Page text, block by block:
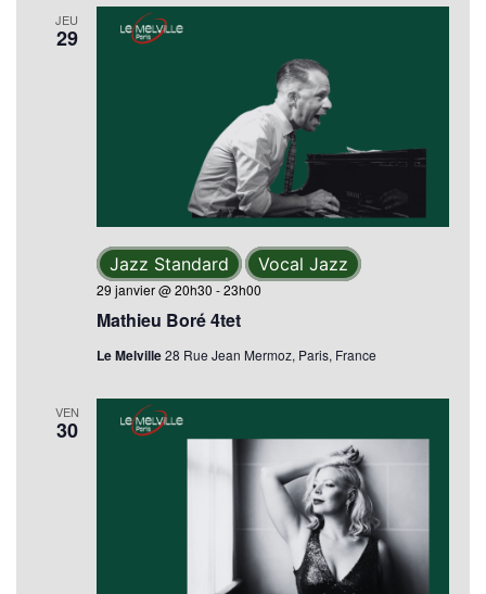
JEU
29
Mathieu Boré 4tet
29 janvier @ 20h30 -23h00
Jazz Standard Vocal Jazz
Le Melville28 Rue Jean Mermoz, Paris, France
VEN
30